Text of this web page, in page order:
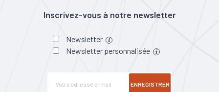
Inscrivez-vous à notre newsletter
Newsletter
Newsletter personnalisée
ENREGISTRER